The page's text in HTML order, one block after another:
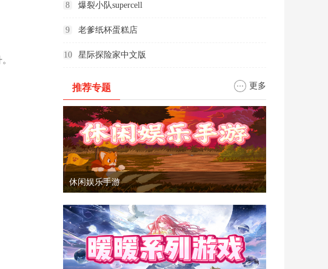
8 爆裂小队supercell
9 老爹纸杯蛋糕店
10 星际探险家中文版
推荐专题 更多
休闲娱乐手游